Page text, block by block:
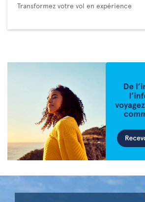
Transformez votre vol en expérience